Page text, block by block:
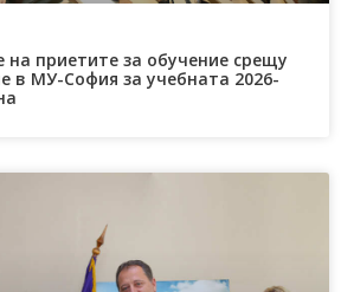
на приетите за обучение срещу
в МУ-София за учебната 2026-